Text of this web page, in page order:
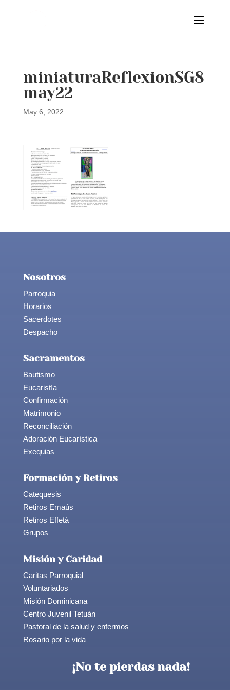
miniaturaReflexionSG8
may22
May 6, 2022
Nosotros
Parroquia
Horarios
Sacerdotes
Despacho
Sacramentos
Bautismo
Eucaristía
Confirmación
Matrimonio
Reconciliación
Adoración Eucarística
Exequias
Formación y Retiros
Catequesis
Retiros Emaús
Retiros Effetá
Grupos
Misión y Caridad
Caritas Parroquial
Voluntariados
Misión Dominicana
Centro Juvenil Tetuán
Pastoral de la salud y enfermos
Rosario por la vida
¡No te pierdas nada!